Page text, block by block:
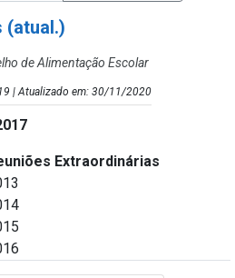
(atual.)
de Alimentação Escolar
| Atualizado em: 30/11/2020
Extraordinárias